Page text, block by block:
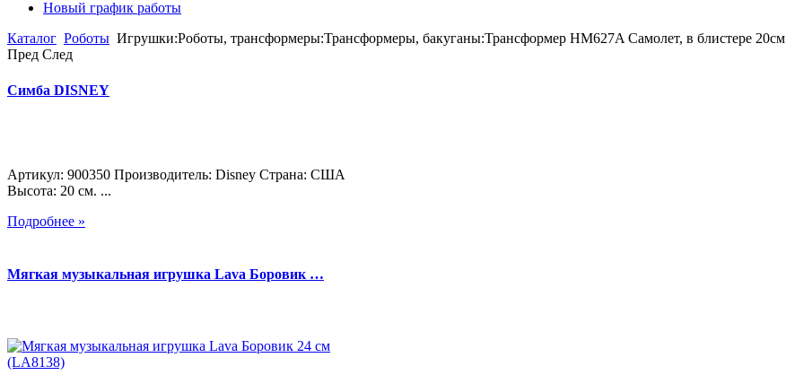
Новый график работы
Каталог Роботы Игрушки:Роботы, трансформеры:Трансформеры, бакуганы:Трансформер HM627A Самолет, в блистере 20см
Пред След
Симба DISNEY
Артикул: 900350 Производитель: Disney Страна: США
Высота: 20 см. ...
Подробнее »
Мягкая музыкальная игрушка Lava Боровик …